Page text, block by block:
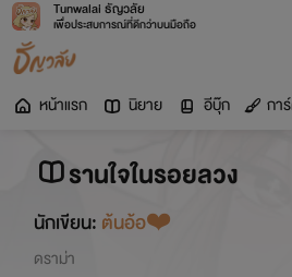
Tunwalai ธัญวลัย
เพื่อประสบการณ์ที่ดีกว่าบนมือถือ
หน้าแรก นิยาย อีบุ๊ก กา
รานใจในรอยลวง
นักเขียน: ต้นอ้อ❤️
ดราม่า